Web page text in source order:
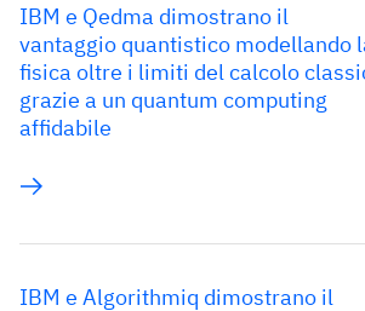
IBM e Qedma dimostrano il
vantaggio quantistico modellando
fisica oltre i limiti del calcolo
grazie a un quantum computing
affidabile
IBM e Algorithmiq dimostrano il